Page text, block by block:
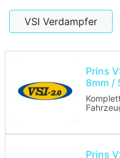
VSI Verdampfer
Prins
8mm /
-
Prins